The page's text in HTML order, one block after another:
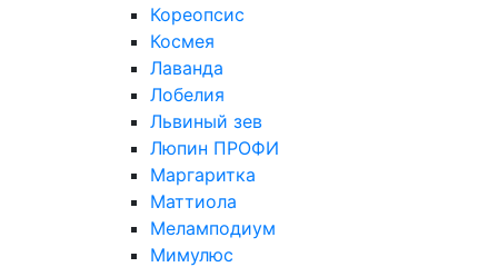
Кореопсис
Космея
Лаванда
Лобелия
Львиный зев
Люпин ПРОФИ
Маргаритка
Маттиола
Меламподиум
Мимулюс